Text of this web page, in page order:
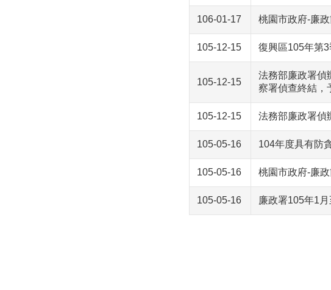
106-01-17 桃園市政府-廉
105-12-15 復興區105年第
105-12-15
法務部廉政署偵
察署偵查終結，
105-12-15 法務部廉政署偵
105-05-16 104年度具有防
105-05-16 桃園市政府-廉
105-05-16 廉政署105年1